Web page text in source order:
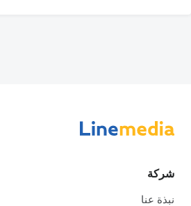
شركة
نبذة عنا